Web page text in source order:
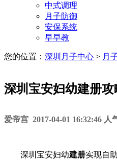
中式调理
月子防御
安保系统
早早教
您的位置： 深圳月子中心 > 月
深圳宝安妇幼建册攻
爱帝宫 2017-04-01 16:32:46 人
深圳宝安妇幼建册实现自